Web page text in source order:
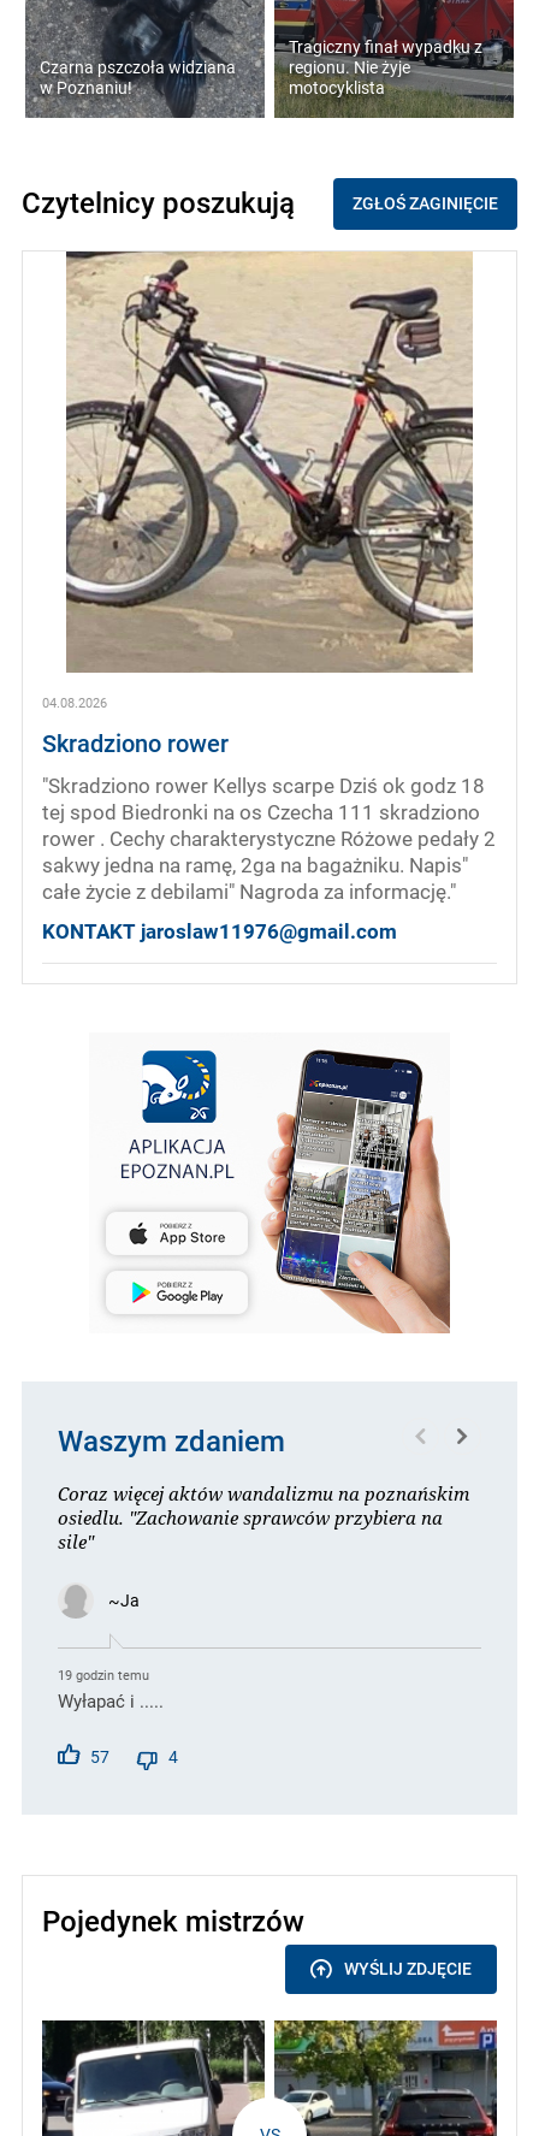
Czarna pszczoła widziana
w Poznaniu!
Tragiczny finał wypadku z
regionu. Nie żyje
motocyklista
Czytelnicy poszukują ZGŁOŚ ZAGINIĘCIE
04.08.2026
Skradziono rower
"Skradziono rower Kellys scarpe Dziś ok godz 18
tej spod Biedronki na os Czecha 111 skradziono
rower . Cechy charakterystyczne Różowe pedały 2
sakwy jedna na ramę, 2ga na bagażniku. Napis"
całe życie z debilami" Nagroda za informację."
KONTAKT jaroslaw11976@gmail.com
Waszym zdaniem
Coraz więcej aktów wandalizmu na poznańskim
osiedlu. "Zachowanie sprawców przybiera na
sile"
~Ja
19 godzin temu
Wyłapać i .....
57 4
Pojedynek mistrzów
WYŚLIJ ZDJĘCIE